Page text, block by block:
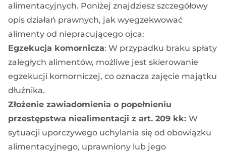
alimentacyjnych. Poniżej znajdziesz szczegółowy
opis działań prawnych, jak wyegzekwować
alimenty od niepracującego ojca:
Egzekucja komornicza: W przypadku braku spłaty
zaległych alimentów, możliwe jest skierowanie
egzekucji komorniczej, co oznacza zajęcie majątku
dłużnika.
Złożenie zawiadomienia o popełnieniu
przestępstwa niealimentacji z art. 209 kk: W
sytuacji uporczywego uchylania się od obowiązku
alimentacyjnego, uprawniony lub jego